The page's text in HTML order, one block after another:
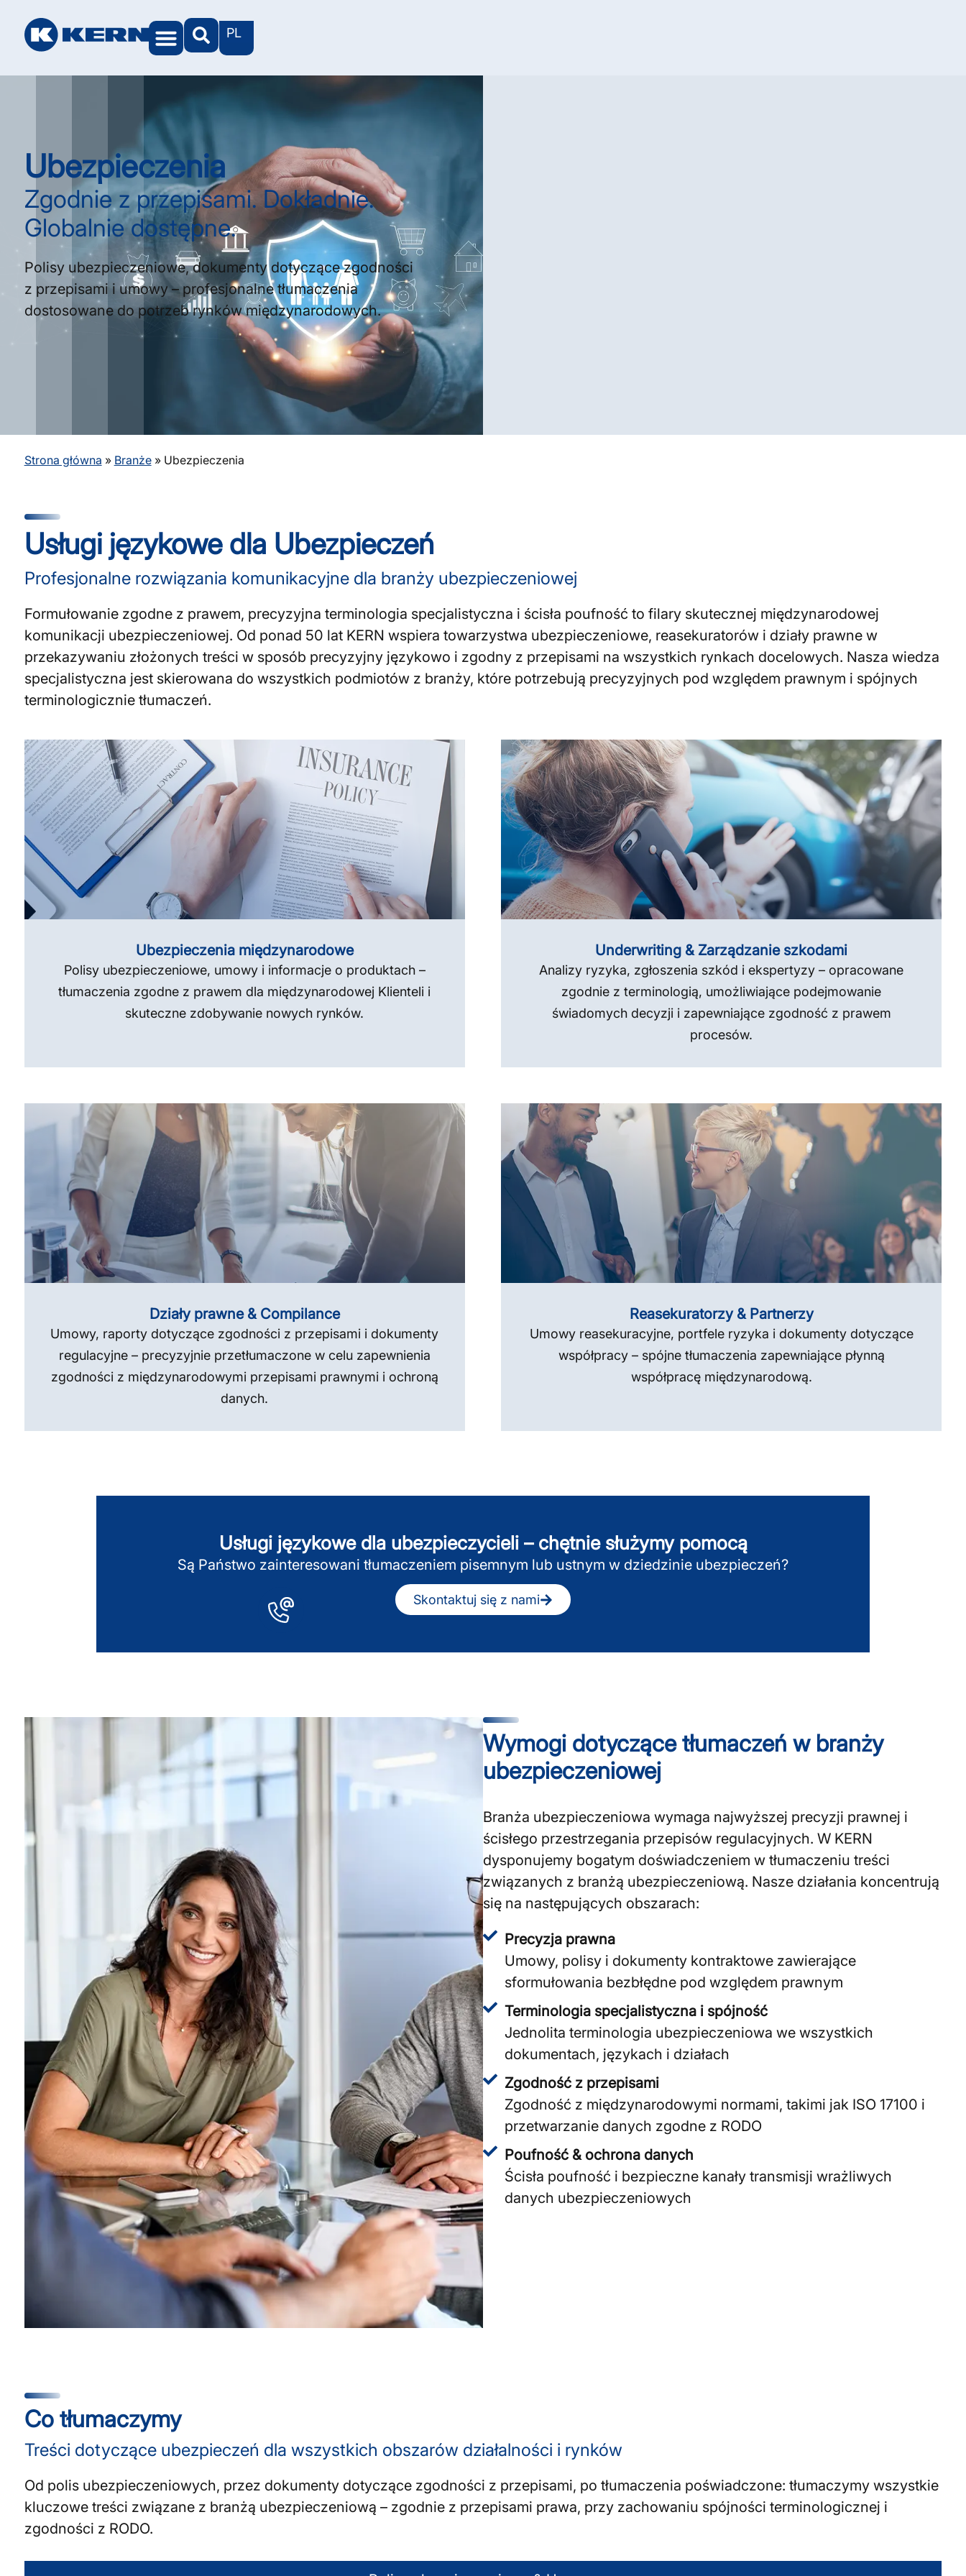
PL
Ubezpieczenia
Zgodnie z przepisami. Dokładnie.
Globalnie dostępne.
Polisy ubezpieczeniowe, dokumenty dotyczące zgodności
z przepisami i umowy – profesjonalne tłumaczenia
dostosowane do potrzeb rynków międzynarodowych.
Strona główna » Branże» Ubezpieczenia
Usługi językowe dla Ubezpieczeń
Profesjonalne rozwiązania komunikacyjne dla branży ubezpieczeniowej
Formułowanie zgodne z prawem, precyzyjna terminologia specjalistyczna i ścisła poufność to filary skutecznej międzynarodowej
komunikacji ubezpieczeniowej. Od ponad 50 lat KERN wspiera towarzystwa ubezpieczeniowe, reasekuratorów i działy prawne w
przekazywaniu złożonych treści w sposób precyzyjny językowo i zgodny z przepisami na wszystkich rynkach docelowych. Nasza wiedza
specjalistyczna jest skierowana do wszystkich podmiotów z branży, które potrzebują precyzyjnych pod względem prawnym i spójnych
terminologicznie tłumaczeń.
Ubezpieczenia międzynarodowe
Polisy ubezpieczeniowe, umowy i informacje o produktach –
tłumaczenia zgodne z prawem dla międzynarodowej Klienteli i
skuteczne zdobywanie nowych rynków.
Underwriting & Zarządzanie szkodami
Analizy ryzyka, zgłoszenia szkód i ekspertyzy – opracowane
zgodnie z terminologią, umożliwiające podejmowanie
świadomych decyzji i zapewniające zgodność z prawem
procesów.
Działy prawne & Compilance
Umowy, raporty dotyczące zgodności z przepisami i dokumenty
regulacyjne – precyzyjnie przetłumaczone w celu zapewnienia
zgodności z międzynarodowymi przepisami prawnymi i ochroną
danych.
Reasekuratorzy & Partnerzy
Umowy reasekuracyjne, portfele ryzyka i dokumenty dotyczące
współpracy – spójne tłumaczenia zapewniające płynną
współpracę międzynarodową.
Usługi językowe dla ubezpieczycieli – chętnie służymy pomocą
Są Państwo zainteresowani tłumaczeniem pisemnym lub ustnym w dziedzinie ubezpieczeń?
Skontaktuj się z nami
Wymogi dotyczące tłumaczeń w branży
ubezpieczeniowej
Branża ubezpieczeniowa wymaga najwyższej precyzji prawnej i
ścisłego przestrzegania przepisów regulacyjnych. W KERN
dysponujemy bogatym doświadczeniem w tłumaczeniu treści
związanych z branżą ubezpieczeniową. Nasze działania koncentrują
się na następujących obszarach:
Precyzja prawna
Umowy, polisy i dokumenty kontraktowe zawierające
sformułowania bezbłędne pod względem prawnym
Terminologia specjalistyczna i spójność
Jednolita terminologia ubezpieczeniowa we wszystkich
dokumentach, językach i działach
Zgodność z przepisami
Zgodność z międzynarodowymi normami, takimi jak ISO 17100 i
przetwarzanie danych zgodne z RODO
Poufność & ochrona danych
Ścisła poufność i bezpieczne kanały transmisji wrażliwych
danych ubezpieczeniowych
Co tłumaczymy
Treści dotyczące ubezpieczeń dla wszystkich obszarów działalności i rynków
Od polis ubezpieczeniowych, przez dokumenty dotyczące zgodności z przepisami, po tłumaczenia poświadczone: tłumaczymy wszystkie
kluczowe treści związane z branżą ubezpieczeniową – zgodnie z przepisami prawa, przy zachowaniu spójności terminologicznej i
zgodności z RODO.